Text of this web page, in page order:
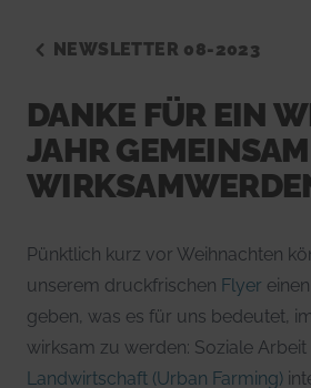
NEWSLETTER 08-2023
DANKE FÜR EIN
JAHR
Pünktlich kurz vor Weihnachten
unserem druckfrischen Flyer
geben, was es für uns bedeutet,
wirksam zu werden: Soziale Arbeit
Landwirtschaft (Urban Farming)